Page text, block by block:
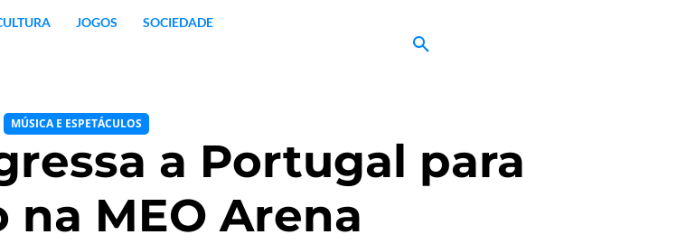
JOGOS SOCIEDADE
MÚSICA E ESPETÁCULOS
a Portugal para
MEO Arena